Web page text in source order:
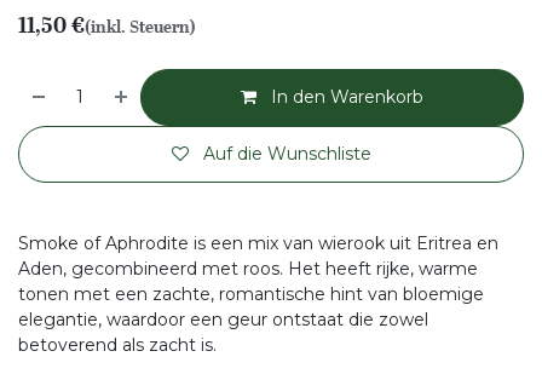
11,50€(inkl. Steuern)
In den Warenkorb
Auf die Wunschliste
Smoke of Aphrodite is een mix van wierook uit Eritrea en
Aden, gecombineerd met roos. Het heeft rijke, warme
tonen met een zachte, romantische hint van bloemige
elegantie, waardoor een geur ontstaat die zowel
betoverend als zacht is.